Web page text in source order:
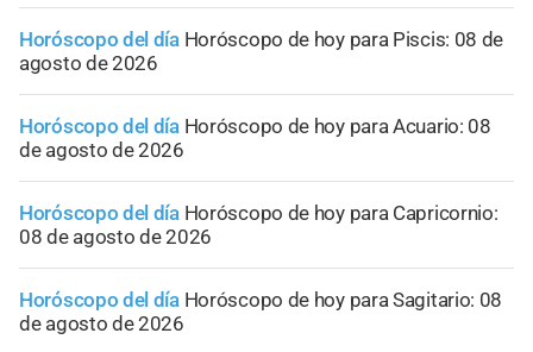
Horóscopo del día Horóscopo de hoy para Piscis: 08 de
agosto de 2026
Horóscopo del día Horóscopo de hoy para Acuario: 08
de agosto de 2026
Horóscopo del día Horóscopo de hoy para Capricornio:
08 de agosto de 2026
Horóscopo del día Horóscopo de hoy para Sagitario: 08
de agosto de 2026